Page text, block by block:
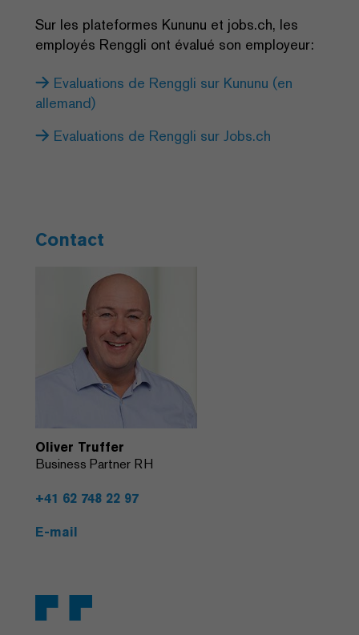
Sur les plateformes Kununu et jobs.ch, les
employés Renggli ont évalué son employeur:
Evaluations de Renggli sur Kununu (en
allemand)
Evaluations de Renggli sur Jobs.ch
Contact
Oliver Truffer
Business Partner RH
+41 62 748 22 97
E-mail